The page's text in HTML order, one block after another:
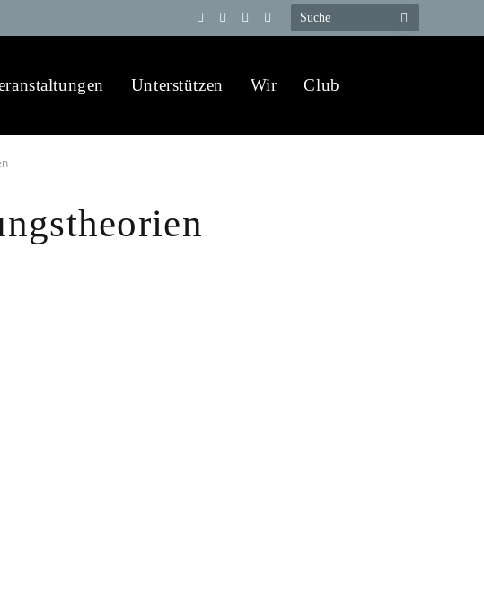
Telegram
YouTube
X
WhatsApp
Unterstützen Wir Club